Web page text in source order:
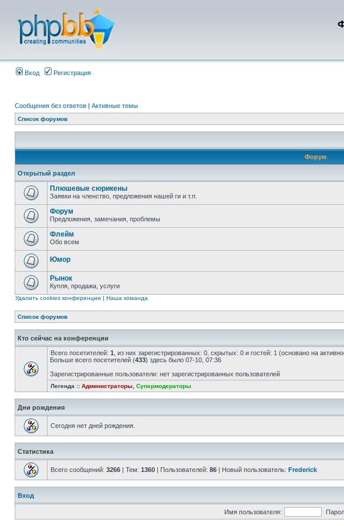
Вход Регистрация
Сообщения без ответов | Активные темы
Список форумов
Форум
Открытый раздел
Плюшевые сюрикены
Заявки на членство, предложения нашей ги и т.п.
Форум
Предложения, замечания, проблемы
Флейм
Обо всем
Юмор
Рынок
Купля, продажа, услуги
Удалить cookies конференции | Наша команда
Список форумов
Кто сейчас на конференции
Всего посетителей: 1 , из них зарегистрированных: 0, скрытых: 0 и гостей: 1 (основано на
Больше всего посетителей (433) здесь было 07-10, 07:36
Зарегистрированные пользователи: нет зарегистрированных пользователей
Легенда :: Администраторы Супермодераторы
Дни рождения
Сегодня нет дней рождения.
Статистика
Всего сообщений: 3266 | Тем: 1360 | Пользователей: 86 | Новый пользователь: Frederick
Вход
Имя пользователя: